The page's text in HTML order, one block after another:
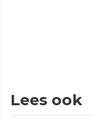
Lees ook